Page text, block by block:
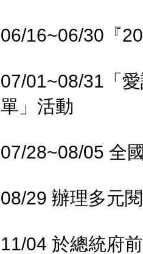
06/16~06/30『
07/01~08/31「
單」活動
07/28~08/05 全
08/29 辦理多元
11/04 於總統府